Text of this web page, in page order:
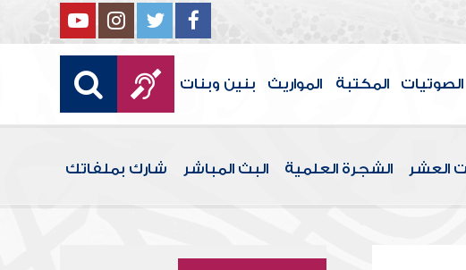
الصوتيات المكتبة المواريث بنين وبنات
العشر الشجرة العلمية البث المباشر شارك بملفاتك